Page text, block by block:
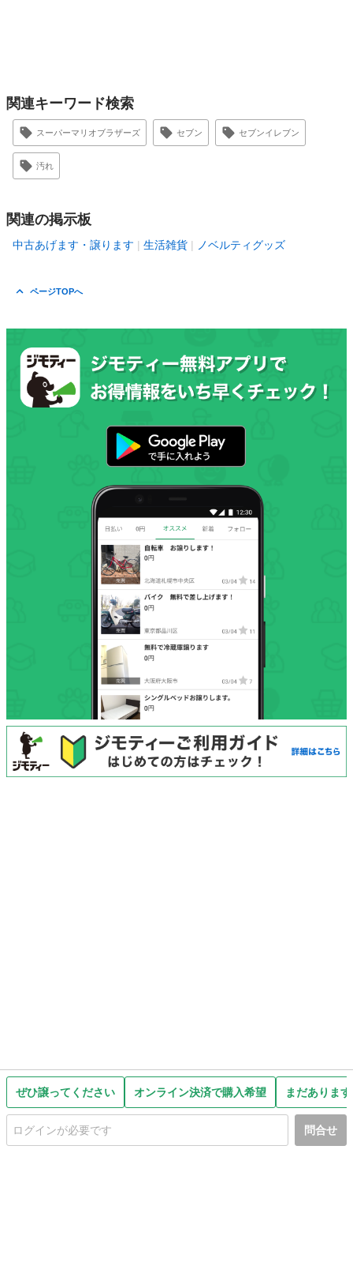
ぜひ譲ってください オンライン決済で購入希望 まだありま
問合せ
関連キーワード検索
スーパーマリオブラザーズ セブン セブンイレブン
汚れ
関連の掲示板
中古あげます・譲ります 生活雑貨 ノベルティグッズ
ページTOPへ